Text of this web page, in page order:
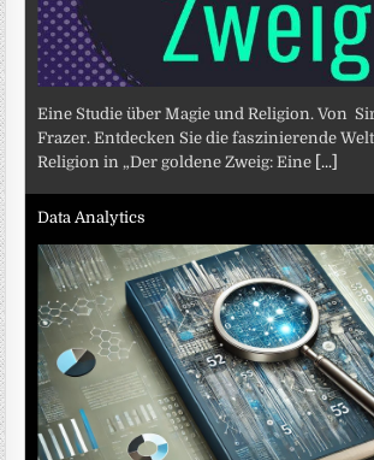
Eine Studie über Magie und Religion. Von
Frazer. Entdecken Sie die faszinierende
Religion in „Der goldene Zweig: Eine [...]
Data Analytics